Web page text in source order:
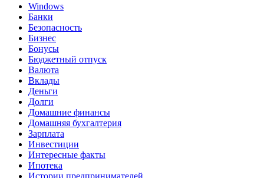
Windows
Банки
Безопасность
Бизнес
Бонусы
Бюджетный отпуск
Валюта
Вклады
Деньги
Долги
Домашние финансы
Домашняя бухгалтерия
Зарплата
Инвестиции
Интересные факты
Ипотека
Истории предпринимателей